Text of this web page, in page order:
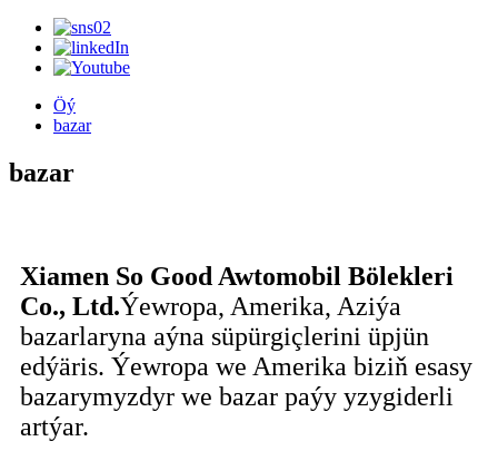
Öý
bazar
bazar
Xiamen So Good Awtomobil Bölekleri
Co., Ltd.Ýewropa, Amerika, Aziýa
bazarlaryna aýna süpürgiçlerini üpjün
edýäris. Ýewropa we Amerika biziň esasy
bazarymyzdyr we bazar paýy yzygiderli
artýar.